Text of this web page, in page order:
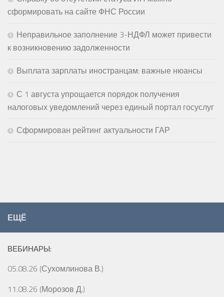
сформировать на сайте ФНС России
Неправильное заполнение 3-НДФЛ может привести
к возникновению задолженности
Выплата зарплаты иностранцам: важные нюансы
С 1 августа упрощается порядок получения
налоговых уведомлений через единый портал госуслуг
Сформирован рейтинг актуальности ГАР
ЕЩЁ
ВЕБИНАРЫ:
05.08.26 (Сухомлинова В.)
11.08.26 (Морозов Д.)